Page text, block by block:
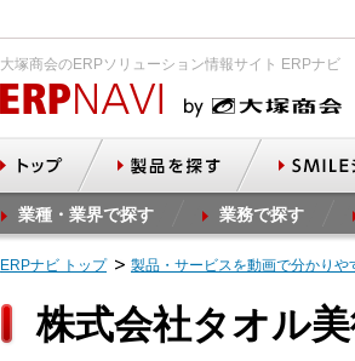
大塚商会のERPソリューション情報サイト ERPナビ
業種・業界で探す 業務で探す
ERPナビ トップ 製品・サービスを動画で分かりや
株式会社タオル